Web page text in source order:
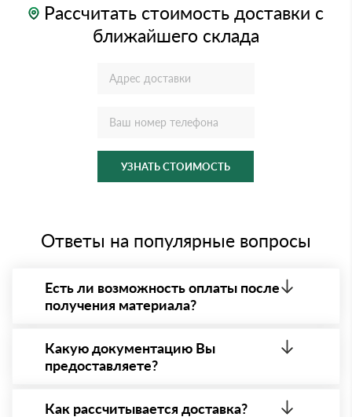
Рассчитать стоимость доставки с
ближайшего склада
УЗНАТЬ СТОИМОСТЬ
Ответы на популярные вопросы
Есть ли возможность оплаты после
получения материала?
- оплата по факту получения товара. При этом,
если доставленный товар был ненадлежащего
качества, то Вы вправе от него отказаться.
Какую документацию Вы
предоставляете?
все сертификаты и паспорта качества, а также
Как рассчитывается доставка?